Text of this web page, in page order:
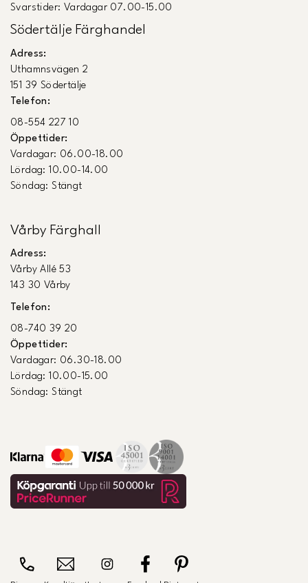
Svarstider: Vardagar 07.00-15.00
Södertälje Färghandel
Adress:
Uthamnsvägen 2
151 39 Södertälje
Telefon:
08-554 227 10
Öppettider:
Vardagar: 06.00-18.00
Lördag: 10.00-14.00
Söndag: Stängt
Vårby Färghall
Adress:
Vårby Allé 53
143 30 Vårby
Telefon:
08-740 39 20
Öppettider:
Vardagar: 06.30-18.00
Lördag: 10.00-15.00
Söndag: Stängt